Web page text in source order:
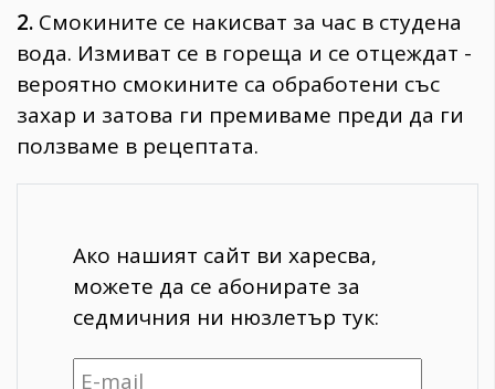
2. Смокините се накисват за час в студена
вода. Измиват се в гореща и се отцеждат -
вероятно смокините са обработени със
захар и затова ги премиваме преди да ги
ползваме в рецептата.
Ако нашият сайт ви харесва,
можете да се абонирате за
седмичния ни нюзлетър тук: